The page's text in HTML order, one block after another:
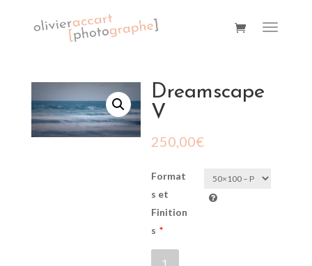
Dreamscape
V
250,00€
Format
s et
Finition
s *